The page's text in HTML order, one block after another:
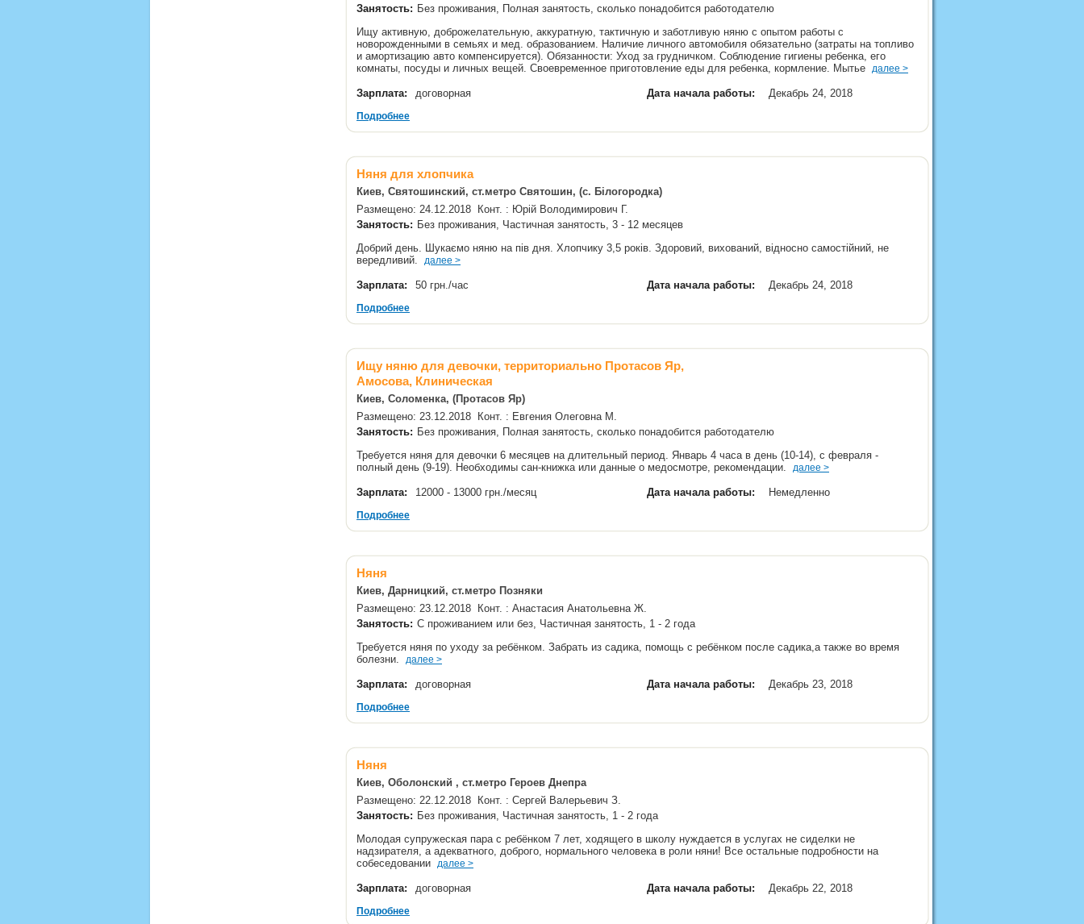
Занятость: Без проживания, Полная занятость, сколько понадобится работодателю
Ищу активную, доброжелательную, аккуратную, тактичную и заботливую няню с опытом работы с
новорожденными в семьях и мед. образованием. Наличие личного автомобиля обязательно (затраты на топливо
и амортизацию авто компенсируется). Обязанности: Уход за грудничком. Соблюдение гигиены ребенка, его
комнаты, посуды и личных вещей. Своевременное приготовление еды для ребенка, кормление. Мытье далее >
Зарплата: договорная Дата начала работы: Декабрь 24, 2018
Подробнее
Няня для хлопчика
Киев, Святошинский, ст.метро Святошин, (с. Білогородка)
Размещено: 24.12.2018 Конт. : Юрій Володимирович Г.
Занятость: Без проживания, Частичная занятость, 3 - 12 месяцев
Добрий день. Шукаємо няню на пів дня. Хлопчику 3,5 років. Здоровий, вихований, відносно самостійний, не
вередливий. далее >
Зарплата: 50 грн./час Дата начала работы: Декабрь 24, 2018
Подробнее
Ищу няню для девочки, территориально Протасов Яр,
Амосова, Клиническая
Киев, Соломенка, (Протасов Яр)
Размещено: 23.12.2018 Конт. : Евгения Олеговна М.
Занятость: Без проживания, Полная занятость, сколько понадобится работодателю
Требуется няня для девочки 6 месяцев на длительный период. Январь 4 часа в день (10-14), с февраля -
полный день (9-19). Необходимы сан-книжка или данные о медосмотре, рекомендации. далее >
Зарплата: 12000 - 13000 грн./месяц Дата начала работы: Немедленно
Подробнее
Няня
Киев, Дарницкий, ст.метро Позняки
Размещено: 23.12.2018 Конт. : Анастасия Анатольевна Ж.
Занятость: С проживанием или без, Частичная занятость, 1 - 2 года
Требуется няня по уходу за ребёнком. Забрать из садика, помощь с ребёнком после садика,а также во время
болезни. далее >
Зарплата: договорная Дата начала работы: Декабрь 23, 2018
Подробнее
Няня
Киев, Оболонский , ст.метро Героев Днепра
Размещено: 22.12.2018 Конт. : Сергей Валерьевич З.
Занятость: Без проживания, Частичная занятость, 1 - 2 года
Молодая супружеская пара с ребёнком 7 лет, ходящего в школу нуждается в услугах не сиделки не
надзирателя, а адекватного, доброго, нормального человека в роли няни! Все остальные подробности на
собеседовании далее >
Зарплата: договорная Дата начала работы: Декабрь 22, 2018
Подробнее